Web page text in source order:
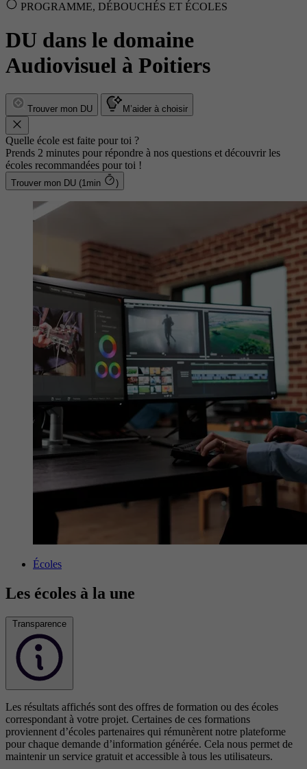
PROGRAMME, DÉBOUCHÉS ET ÉCOLES
DU dans le domaine
Audiovisuel à Poitiers
Trouver mon DU M’aider à choisir
Quelle école est faite pour toi ?
Prends 2 minutes pour répondre à nos questions et découvrir les
écoles recommandées pour toi !
Trouver mon DU (1min )
Écoles
Les écoles à la une
Transparence
Les résultats affichés sont des offres de formation ou des écoles
correspondant à votre projet. Certaines de ces formations
proviennent d’écoles partenaires qui rémunèrent notre plateforme
pour chaque demande d’information générée. Cela nous permet de
maintenir un service gratuit et accessible à tous les utilisateurs.